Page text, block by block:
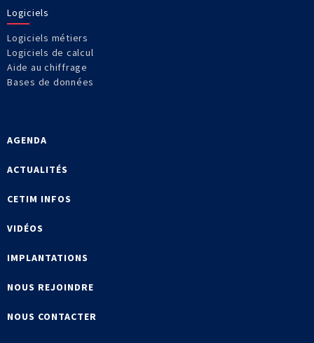
Logiciels
Logiciels métiers
Logiciels de calcul
Aide au chiffrage
Bases de données
AGENDA
ACTUALITÉS
CETIM INFOS
VIDÉOS
IMPLANTATIONS
NOUS REJOINDRE
NOUS CONTACTER